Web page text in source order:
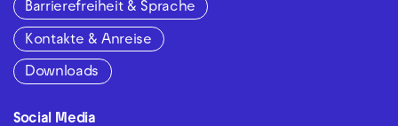
Barrierefreiheit & Sprache
Kontakte & Anreise
Downloads
Social Media